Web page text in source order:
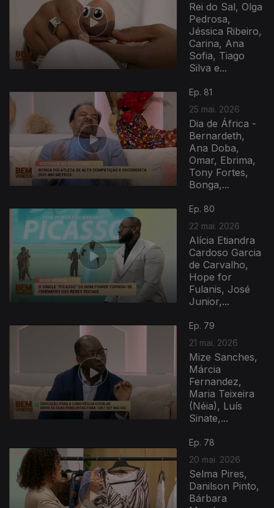
Rei do Sal, Olga
Pedrosa,
Jéssica Ribeiro,
Carina, Ana
Sofia, Tiago
Silva e...
Ep. 81
25 mai. 2026
Dia de África -
Bernardeth,
Ana Doba,
Omar, Ebrima,
Tony Fortes,
Bonga,...
Ep. 80
22 mai. 2026
Alícia Etiandra
Cardoso Garcia
de Carvalho,
Hope for
Fulanis, José
Junior,...
Ep. 79
21 mai. 2026
Mize Sanches,
Márcia
Fernandez,
Maria Teixeira
(Néia), Luís
Sinate,...
Ep. 78
20 mai. 2026
Selma Pires,
Danilson Pinto,
Bárbara